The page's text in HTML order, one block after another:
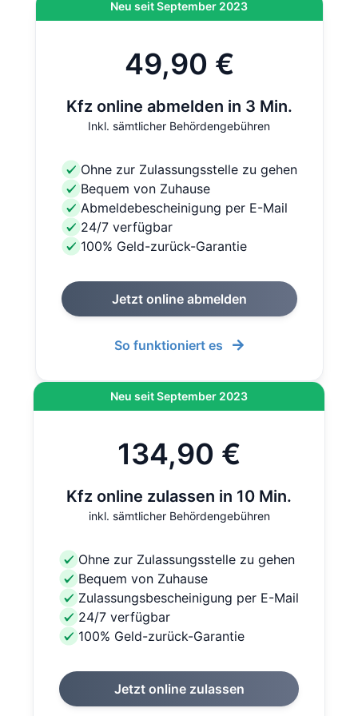
Neu seit September 2023
49,90 €
Kfz online abmelden in 3 Min.
Inkl. sämtlicher Behördengebühren
Ohne zur Zulassungsstelle zu gehen
Bequem von Zuhause
Abmeldebescheinigung per E-Mail
24/7 verfügbar
100% Geld-zurück-Garantie
Jetzt online abmelden
So funktioniert es
Neu seit September 2023
134,90 €
Kfz online zulassen in 10 Min.
inkl. sämtlicher Behördengebühren
Ohne zur Zulassungsstelle zu gehen
Bequem von Zuhause
Zulassungsbescheinigung per E-Mail
24/7 verfügbar
100% Geld-zurück-Garantie
Jetzt online zulassen